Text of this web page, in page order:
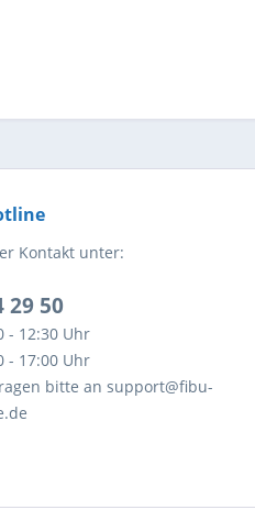
Kontakt unter:
29 50
- 12:30 Uhr
- 17:00 Uhr
bitte an support@fibu-